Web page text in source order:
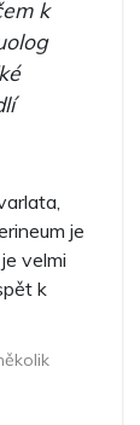
k
je
velmi
k